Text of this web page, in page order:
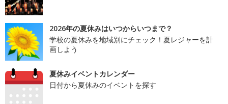
2026年の夏休みはいつからいつまで？
学校の夏休みを地域別にチェック！夏レジャーを計
画しよう
夏休みイベントカレンダー
日付から夏休みのイベントを探す